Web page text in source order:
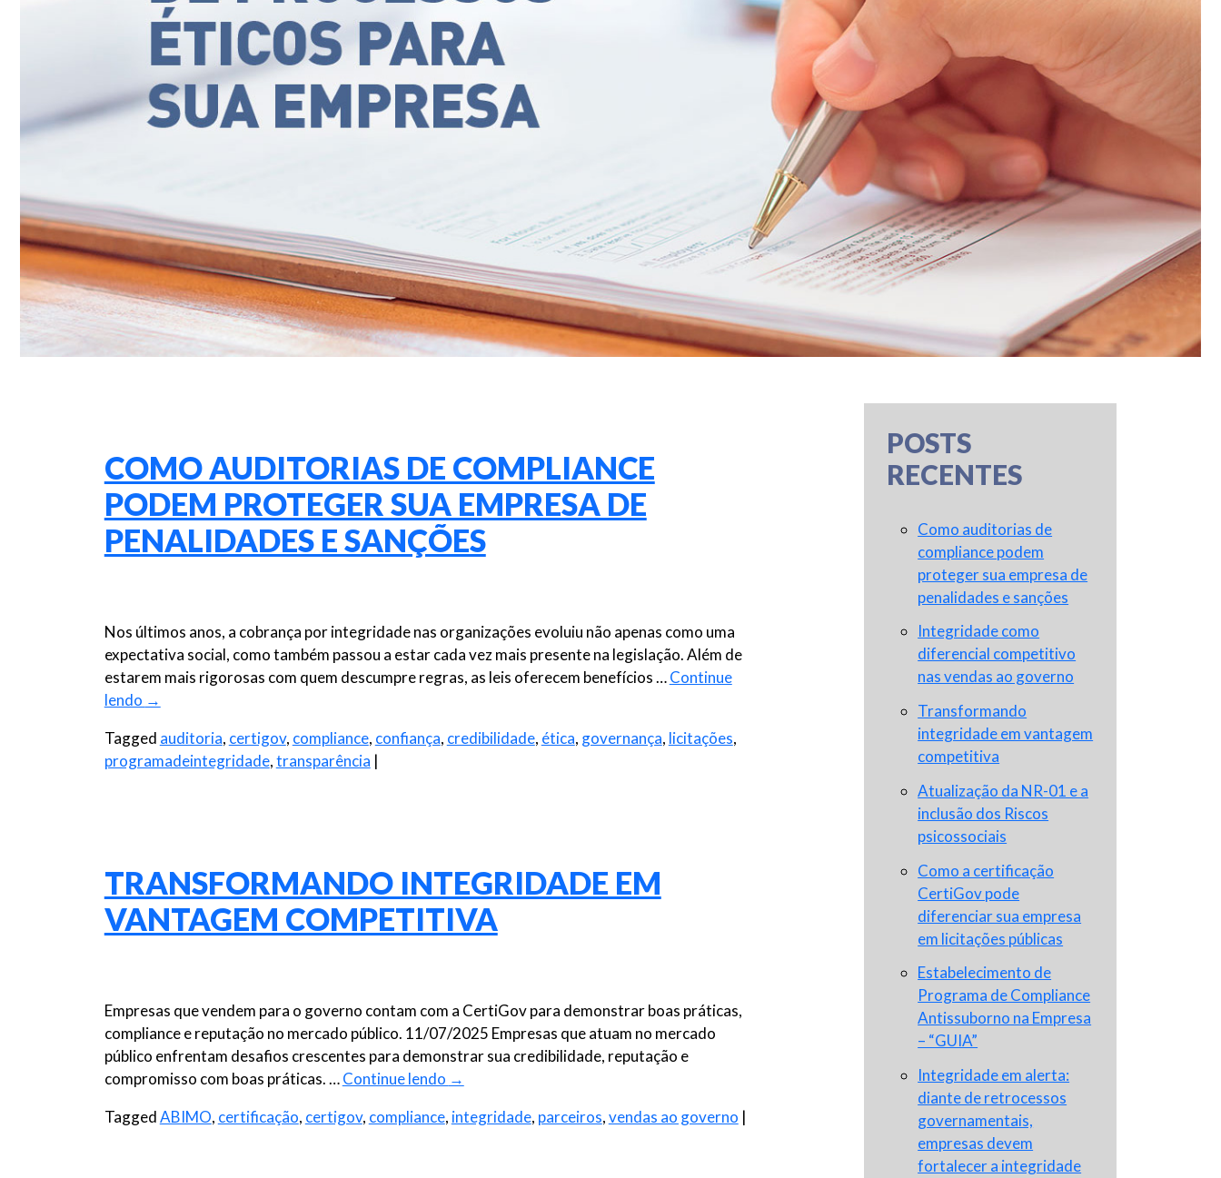
COMO AUDITORIAS DE COMPLIANCE
PODEM PROTEGER SUA EMPRESA DE
PENALIDADES E SANÇÕES
Nos últimos anos, a cobrança por integridade nas organizações evoluiu não apenas como uma
expectativa social, como também passou a estar cada vez mais presente na legislação. Além de
estarem mais rigorosas com quem descumpre regras, as leis oferecem benefícios …Continue
lendo →
Tagged auditoria, certigov, compliance, confiança, credibilidade, ética, governança, licitações,
programadeintegridade,transparência |
TRANSFORMANDO INTEGRIDADE EM
VANTAGEM COMPETITIVA
Empresas que vendem para o governo contam com a CertiGov para demonstrar boas práticas,
compliance e reputação no mercado público. 11/07/2025 Empresas que atuam no mercado
público enfrentam desafios crescentes para demonstrar sua credibilidade, reputação e
compromisso com boas práticas. …Continue lendo →
TaggedABIMO, certificação, certigov, compliance, integridade, parceiros,vendas ao governo |
POSTS
RECENTES
Como auditorias de
compliance podem
proteger sua empresa de
penalidades e sanções
Integridade como
diferencial competitivo
nas vendas ao governo
Transformando
integridade em vantagem
competitiva
Atualização da NR-01 e a
inclusão dos Riscos
psicossociais
Como a certificação
CertiGov pode
diferenciar sua empresa
em licitações públicas
Estabelecimento de
Programa de Compliance
Antissuborno na Empresa
– “GUIA”
Integridade em alerta:
diante de retrocessos
governamentais,
empresas devem
fortalecer a integridade